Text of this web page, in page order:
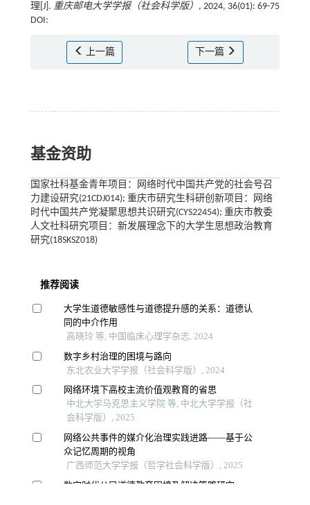
理[J]. 重庆邮电大学学报（社会科学版） , 2024, 36(01): 69-75
DOI:
上一篇 下一篇
基金资助
国家社科基金青年项目：网络时代中国共产党的社会号召
力建设研究(21CDJ014); 重庆市研究生科研创新项目：网络
时代中国共产党凝聚思想共识研究(CYS22454); 重庆市教委
人文社科研究项目：新发展理念下的大学生思想政治教育
研究(18SKSZ018)